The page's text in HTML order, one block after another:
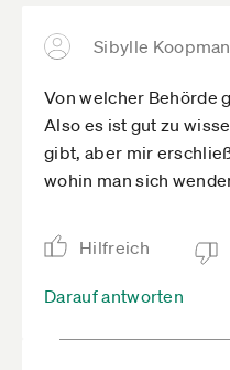
Sibylle
Von welcher Behörde
Also es ist gut zu
gibt, aber mir
wohin man sich
Hilfreich
Darauf antworten